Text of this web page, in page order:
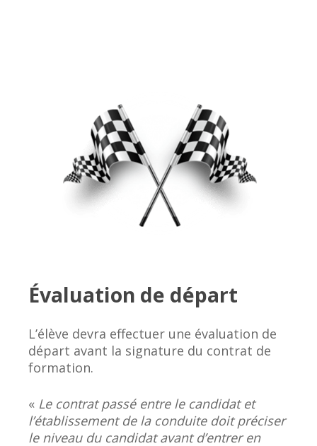
Évaluation de départ
L’élève devra effectuer une évaluation de
départ avant la signature du contrat de
formation.
« Le contrat passé entre le candidat et
l’établissement de la conduite doit préciser
le niveau du candidat avant d’entrer en